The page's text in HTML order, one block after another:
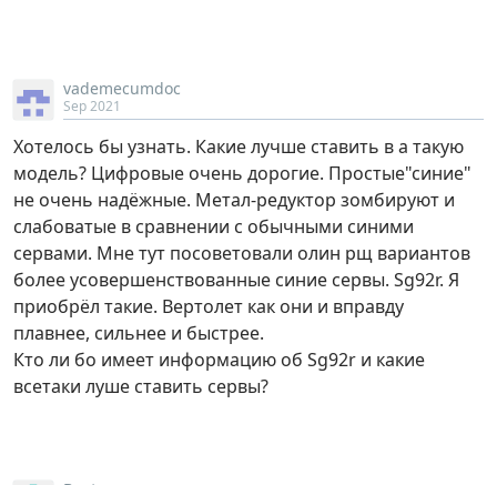
vademecumdoc
Sep 2021
Хотелось бы узнать. Какие лучше ставить в а такую
модель? Цифровые очень дорогие. Простые"синие"
не очень надёжные. Метал-редуктор зомбируют и
слабоватые в сравнении с обычными синими
сервами. Мне тут посоветовали олин рщ вариантов
более усовершенствованные синие сервы. Sg92r. Я
приобрёл такие. Вертолет как они и вправду
плавнее, сильнее и быстрее.
Кто ли бо имеет информацию об Sg92r и какие
всетаки луше ставить сервы?